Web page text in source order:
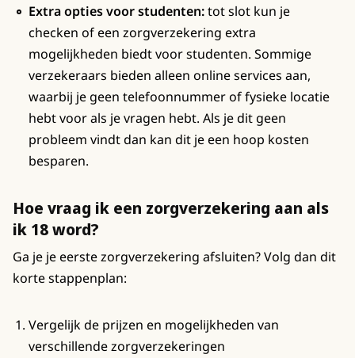
Extra opties voor studenten:tot slot kun je
checken of een zorgverzekering extra
mogelijkheden biedt voor studenten. Sommige
verzekeraars bieden alleen online services aan,
waarbij je geen telefoonnummer of fysieke locatie
hebt voor als je vragen hebt. Als je dit geen
probleem vindt dan kan dit je een hoop kosten
besparen.
Hoe vraag ik een zorgverzekering aan als
ik 18 word?
Ga je je eerste zorgverzekering afsluiten? Volg dan dit
korte stappenplan:
Vergelijk de prijzen en mogelijkheden van
verschillende zorgverzekeringen